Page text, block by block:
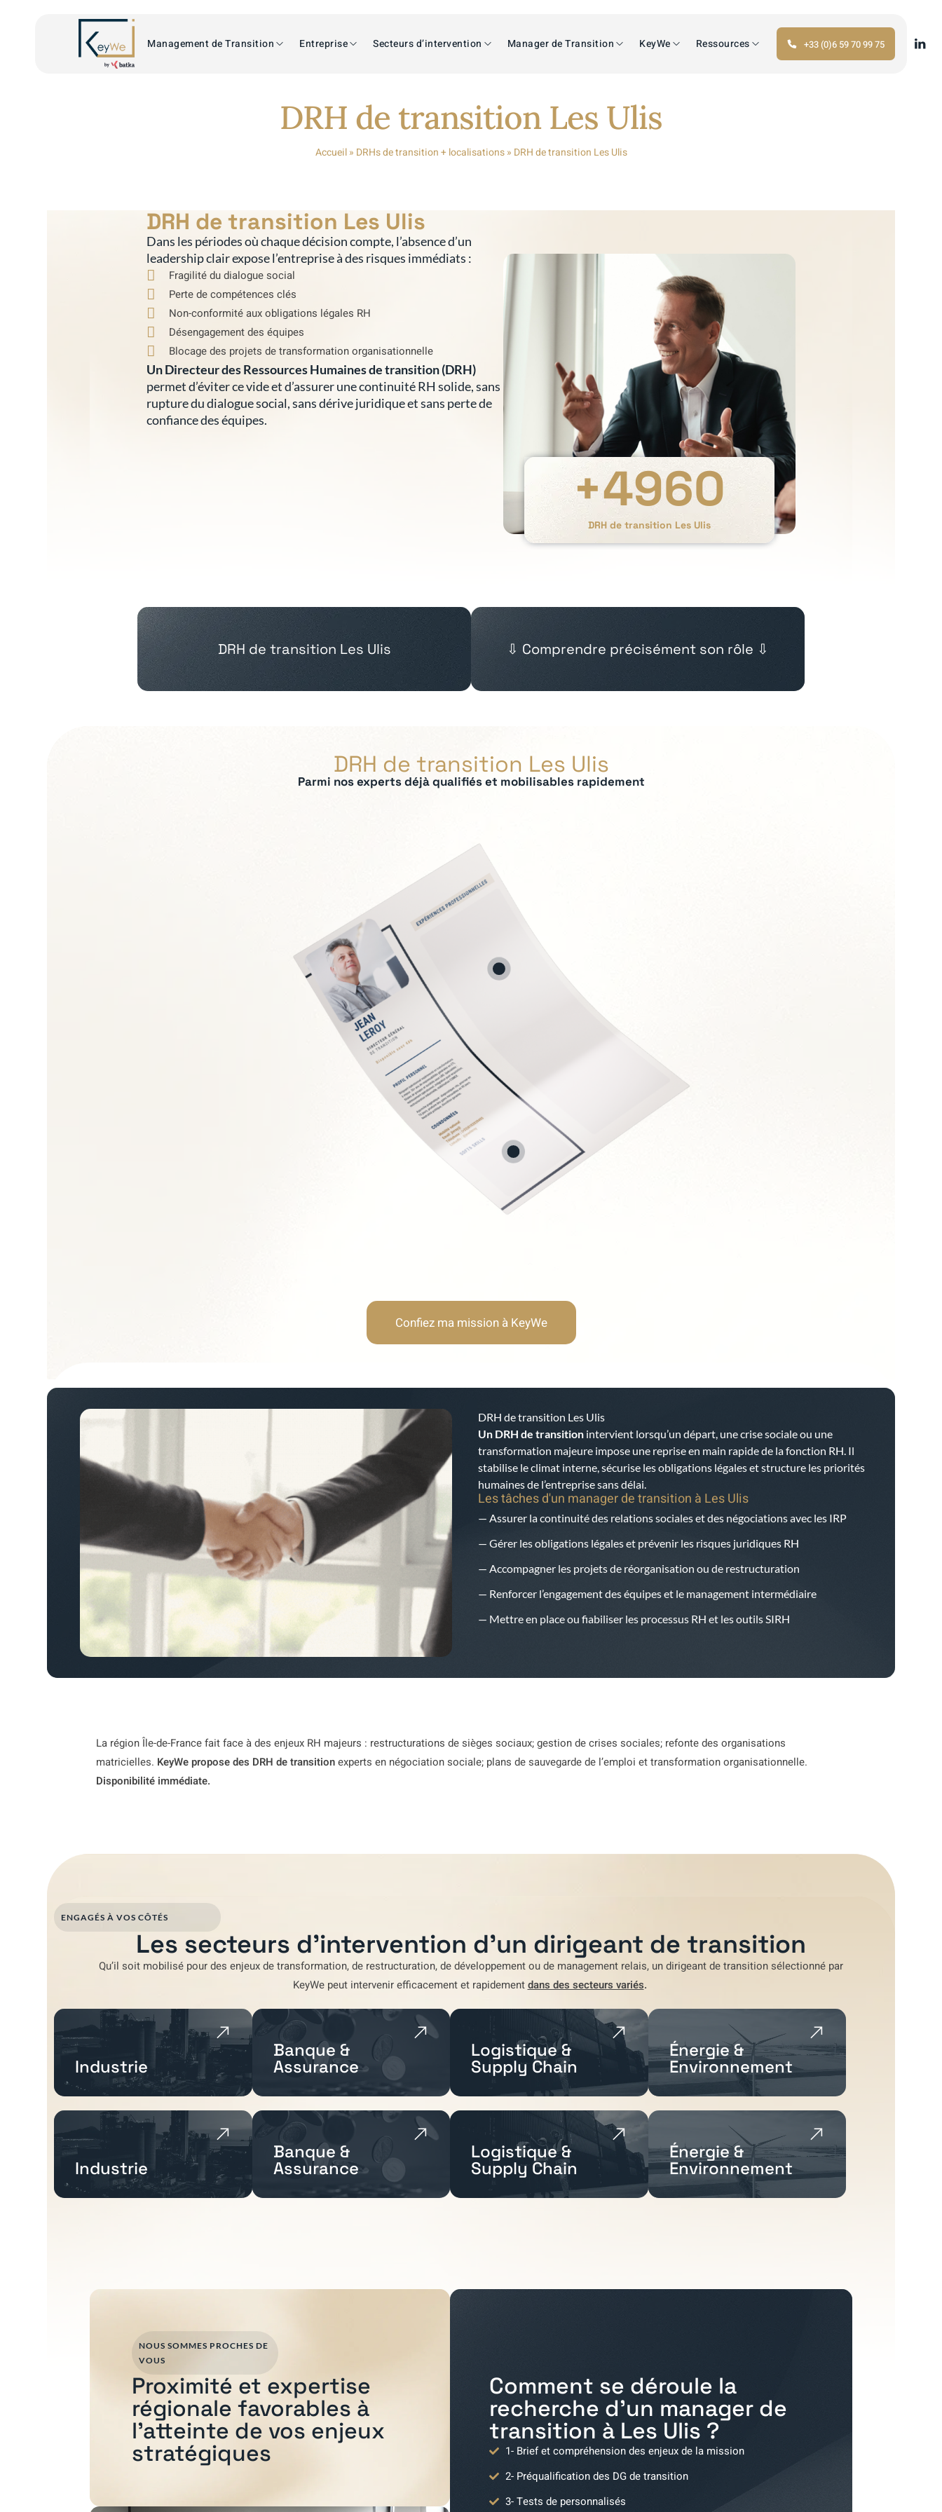
Management de Transition Entreprise Secteurs d’intervention Manager de Transition KeyWe Ressources +33 (0)6 59 70 99 75
DRH de transition Les Ulis
Accueil» DRHs de transition + localisations» DRH de transition Les Ulis
DRH de transition Les Ulis
Dans les périodes où chaque décision compte, l’absence d’un
leadership clair expose l’entreprise à des risques immédiats :
Fragilité du dialogue social
Perte de compétences clés
Non-conformité aux obligations légales RH
Désengagement des équipes
Blocage des projets de transformation organisationnelle
Un Directeur des Ressources Humaines de transition (DRH)
permet d’éviter ce vide et d’assurer une continuité RH solide, sans
rupture du dialogue social, sans dérive juridique et sans perte de
confiance des équipes.
DRH de transition Les Ulis
+4960
DRH de transition Les Ulis ⇩ Comprendre précisément son rôle ⇩
DRH de transition Les Ulis
Parmi nos experts déjà qualifiés et mobilisables rapidement
Soft Skills recherchées :
Écoute et intelligence relationnelle
Fermeté et équité
Gestion des tensions et médiation
Discrétion et confidentialité
Relations sociales et IRP
Droit du travail et conformité RH
Gestion des talents et recrutement
Transformation organisationnelle
Restructuration et PSE
Confiez ma mission à KeyWe
DRH de transition Les Ulis
Un DRH de transition intervient lorsqu’un départ, une crise sociale ou une
transformation majeure impose une reprise en main rapide de la fonction RH. Il
stabilise le climat interne, sécurise les obligations légales et structure les priorités
humaines de l’entreprise sans délai.
Les tâches d'un manager de transition à Les Ulis
— Assurer la continuité des relations sociales et des négociations avec les IRP
— Gérer les obligations légales et prévenir les risques juridiques RH
— Accompagner les projets de réorganisation ou de restructuration
— Renforcer l’engagement des équipes et le management intermédiaire
— Mettre en place ou fiabiliser les processus RH et les outils SIRH
La région Île-de-France fait face à des enjeux RH majeurs : restructurations de sièges sociaux; gestion de crises sociales; refonte des organisations
matricielles. KeyWe propose des DRH de transitionexperts en négociation sociale; plans de sauvegarde de l’emploi et transformation organisationnelle.
Disponibilité immédiate.
ENGAGÉS À VOS CÔTÉS
Les secteurs d'intervention d'un dirigeant de transition
Qu’il soit mobilisé pourdes enjeux de transformation,de restructuration,de développementou de management relais, un dirigeant de transition sélectionné par
KeyWepeut intervenir efficacement et rapidementdans des secteurs variés.
Industrie
Banque &
Assurance
Logistique &
Supply Chain
Énergie &
Environnement
Industrie
Banque &
Assurance
Logistique &
Supply Chain
Énergie &
Environnement
Comment se déroule la
recherche d'un manager de
transition à Les Ulis ?
1- Brief et compréhension des enjeux de la mission
2- Préqualification des DG de transition
3- Tests de personnalisés
NOUS SOMMES PROCHES DE
VOUS
Proximité et expertise
régionale favorables à
l'atteinte de vos enjeux
stratégiques